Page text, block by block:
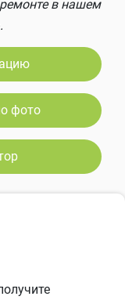
в нашем
фото